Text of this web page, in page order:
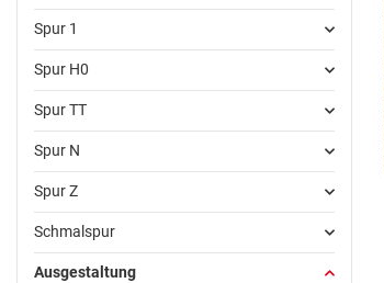
Spur 1
Spur H0
Spur TT
Spur N
Spur Z
Schmalspur
Ausgestaltung